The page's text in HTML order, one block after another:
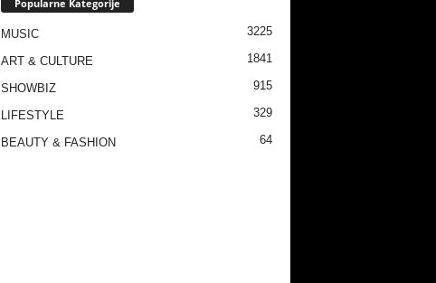
Popularne Kategorije
MUSIC 3225
ART & CULTURE 1841
SHOWBIZ 915
LIFESTYLE 329
BEAUTY & FASHION 64